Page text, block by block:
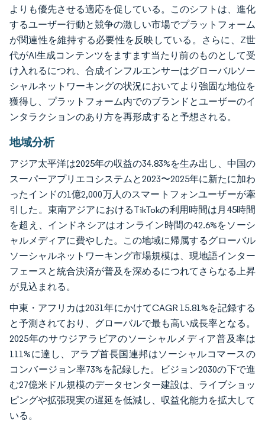
よりも優先させる適応を促している。このシフトは、進化
するユーザー行動と競争の激しい市場でプラットフォーム
が関連性を維持する必要性を反映している。さらに、Z世
代がAI生成コンテンツをますます当たり前のものとして受
け入れるにつれ、合成インフルエンサーはグローバルソー
シャルネットワーキングの状況においてより強固な地位を
獲得し、プラットフォーム内でのブランドとユーザーのイ
ンタラクションのあり方を再形成すると予想される。
地域分析
アジア太平洋は2025年の収益の34.83%を生み出し、中国の
スーパーアプリエコシステムと2023〜2025年に新たに加わ
ったインドの1億2,000万人のスマートフォンユーザーが牽
引した。東南アジアにおけるTikTokの利用時間は月45時間
を超え、インドネシアはオンライン時間の42.6%をソーシ
ャルメディアに費やした。この地域に帰属するグローバル
ソーシャルネットワーキング市場規模は、現地語インター
フェースと統合決済が普及を深めるにつれてさらなる上昇
が見込まれる。
中東・アフリカは2031年にかけてCAGR 15.81%を記録する
と予測されており、グローバルで最も高い成長率となる。
2025年のサウジアラビアのソーシャルメディア普及率は
111%に達し、アラブ首長国連邦はソーシャルコマースの
コンバージョン率73%を記録した。ビジョン2030の下で進
む27億米ドル規模のデータセンター建設は、ライブショッ
ピングや拡張現実の遅延を低減し、収益化能力を拡大して
いる。